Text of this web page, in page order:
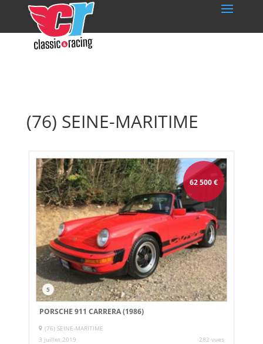
(76) SEINE-MARITIME
62 500€
5
PORSCHE 911 CARRERA (1986)
(76) SEINE-MARITIME
3 juillet 2019
282 vues